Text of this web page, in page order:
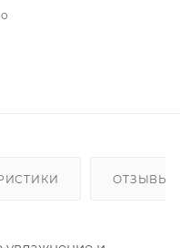
ОТЗЫВЫ